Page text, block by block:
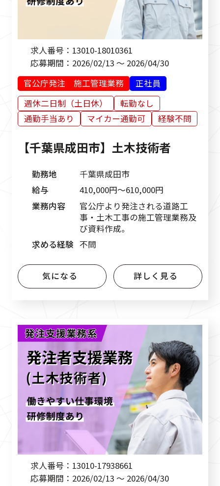
求人番号： 13010-18010361
応募期間： 2026/02/13 ～ 2026/04/30
官公庁発注 施工管理業務
正社員
週休二日制（土日休）
転勤なし
通勤手当あり
マイカー通勤可 経験不問
【千葉県成田市】土木技術者
勤務地
千葉県成田市
給与
410,000円〜610,000円
業務内容
官公庁より発注される道路工
事・土木工事の施工管理業務及
び資料作成。
求める経験 不問
気になる 詳しく見る
求人番号： 13010-17938661
応募期間： 2026/02/13 ～ 2026/04/30